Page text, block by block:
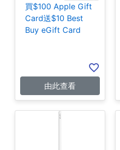
買$100 Apple Gift
Card送$10 Best
Buy eGift Card
由此查看